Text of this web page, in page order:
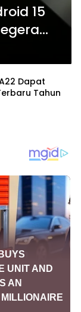
15
Dapat
Tahun